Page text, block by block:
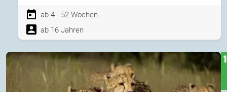
ab 4 - 52 Wochen
ab 16 Jahren